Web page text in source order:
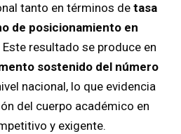
tanto en términos de tasa
de posicionamiento en
Este resultado se produce en
sostenido del número
nacional, lo que evidencia
del cuerpo académico en
y exigente.